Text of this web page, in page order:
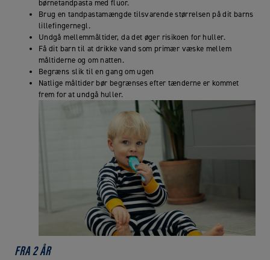
børnetandpasta med fluor.
Brug en tandpastamængde tilsvarende størrelsen på dit barns
lillefingernegl.
Undgå mellemmåltider, da det øger risikoen for huller.
Få dit barn til at drikke vand som primær væske mellem
måltiderne og om natten.
Begræns slik til en gang om ugen
Natlige måltider bør begrænses efter tænderne er kommet
frem for at undgå huller.
FRA 2 ÅR